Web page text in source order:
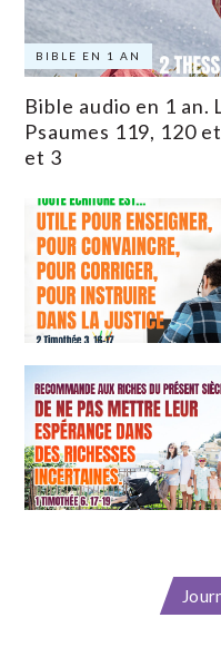
BIBLE EN 1 AN
Bible audio en 1
Psaumes 119, 120
et 3